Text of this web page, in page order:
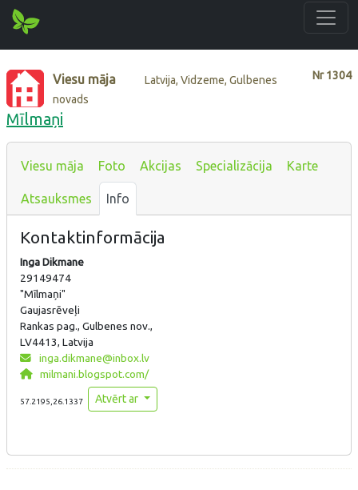
Nr1304
Viesu māja
Latvija, Vidzeme, Gulbenes
novads
Mīlmaņi
Viesu māja Foto Akcijas Specializācija Karte
Atsauksmes Info
Kontaktinformācija
Inga Dikmane
29149474
"Mīlmaņi"
Gaujasrēveļi
Rankas pag., Gulbenes nov.,
LV4413, Latvija
inga.dikmane@inbox.lv
milmani.blogspot.com/
57.2195,26.1337 Atvērt ar